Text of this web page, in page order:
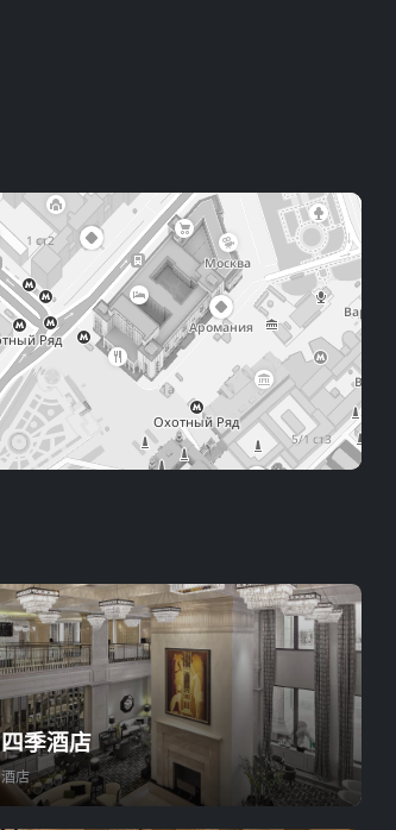
四季酒店
酒店